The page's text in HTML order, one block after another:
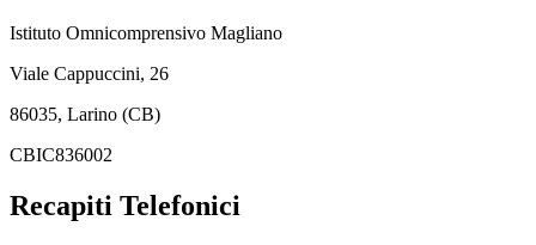
Istituto Omnicomprensivo Magliano
Viale Cappuccini, 26
86035, Larino (CB)
CBIC836002
Recapiti Telefonici